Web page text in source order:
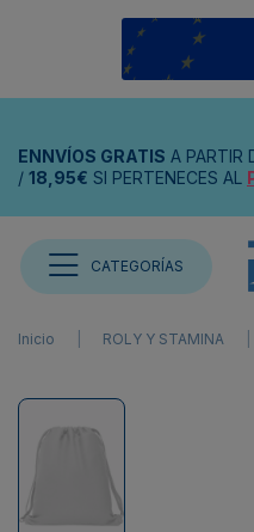
ENNVÍOS GRATIS A PARTIR
/ 18,95€ SI PERTENECES AL
CATEGORÍAS
Inicio ROLY Y STAMINA